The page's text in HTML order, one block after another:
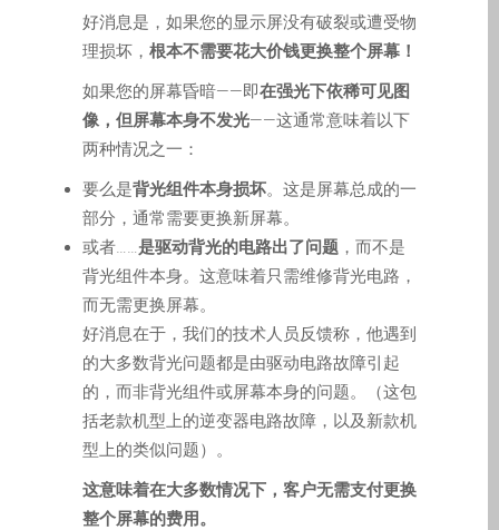
Apple Mac, iPhone, iPad &
other repairs and
Angus, Tayside and North
Fife
Dundee – Power Supplies
Battery Replacement for
iPhone and iPad in Dundee
Contact Us
Customer Testimonial
de (Deutsch)
Apple iPad Tablet-
Reparatur
Dundee
好消息是，如果您的显示屏没有破裂或遭受物
理损坏， 根本不需要花大价钱更换整个屏幕！
如果您的屏幕昏暗——即在强光下依稀可见图
像，但屏幕本身不发光——这通常意味着以下
两种情况之一：
要么是背光组件本身损坏。这是屏幕总成的一
部分，通常需要更换新屏幕。
或者……是驱动背光的电路出了问题 ，而不是
背光组件本身。这意味着只需维修背光电路，
而无需更换屏幕。
好消息在于，我们的技术人员反馈称，他遇到
的大多数背光问题都是由驱动电路故障引起
的，而非背光组件或屏幕本身的问题。（这包
括老款机型上的逆变器电路故障，以及新款机
型上的类似问题）。
这意味着在大多数情况下，客户无需支付更换
整个屏幕的费用。